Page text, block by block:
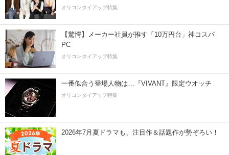
オリコンタイアップ特集
【驚愕】メーカー社員が推す「10万円台」神コスパ
PC
オリコンタイアップ特集
一番似合う登場人物は…『VIVANT』限定ウオッチ
オリコンタイアップ特集
2026年7月夏ドラマも、注目作＆話題作が勢ぞろい！